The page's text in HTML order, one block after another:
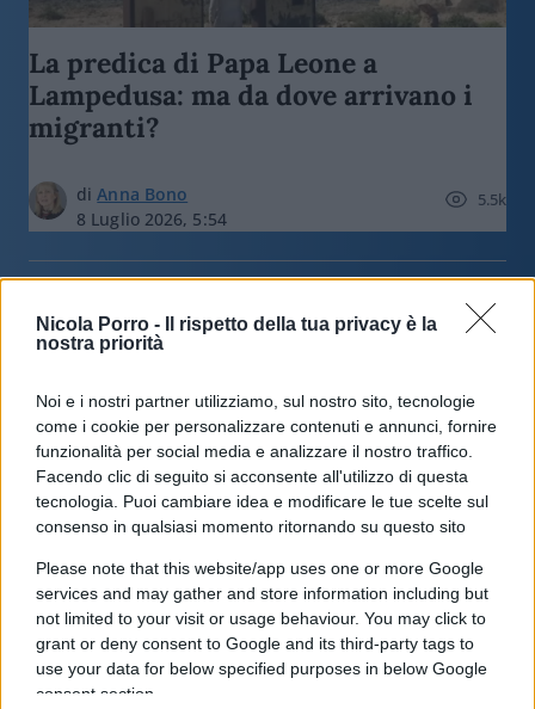
Nicola Porro -
Il rispetto della tua privacy è la
nostra priorità
Noi e i nostri partner utilizziamo, sul nostro sito, tecnologie
come i cookie per personalizzare contenuti e annunci, fornire
funzionalità per social media e analizzare il nostro traffico.
Facendo clic di seguito si acconsente all'utilizzo di questa
tecnologia. Puoi cambiare idea e modificare le tue scelte sul
consenso in qualsiasi momento ritornando su questo sito
Please note that this website/app uses one or more Google
services and may gather and store information including but
not limited to your visit or usage behaviour. You may click to
grant or deny consent to Google and its third-party tags to
use your data for below specified purposes in below Google
consent section.
La predica di Papa Leone a
Lampedusa: ma da dove arrivano i
migranti?
diAnna Bono
8 Luglio 2026, 5:54
5.5k
Il Paese senza internet
di Luisa Bianchi
2 Novembre 2024, 16:00
6.7k